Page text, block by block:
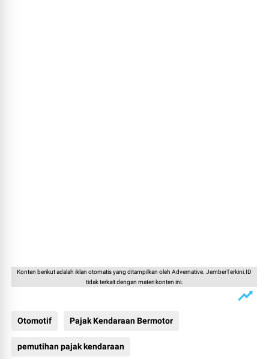
Konten berikut adalah iklan otomatis yang ditampilkan oleh Advernative. JemberTerkini.ID
tidak terkait dengan materi konten ini.
Otomotif Pajak Kendaraan Bermotor
pemutihan pajak kendaraan